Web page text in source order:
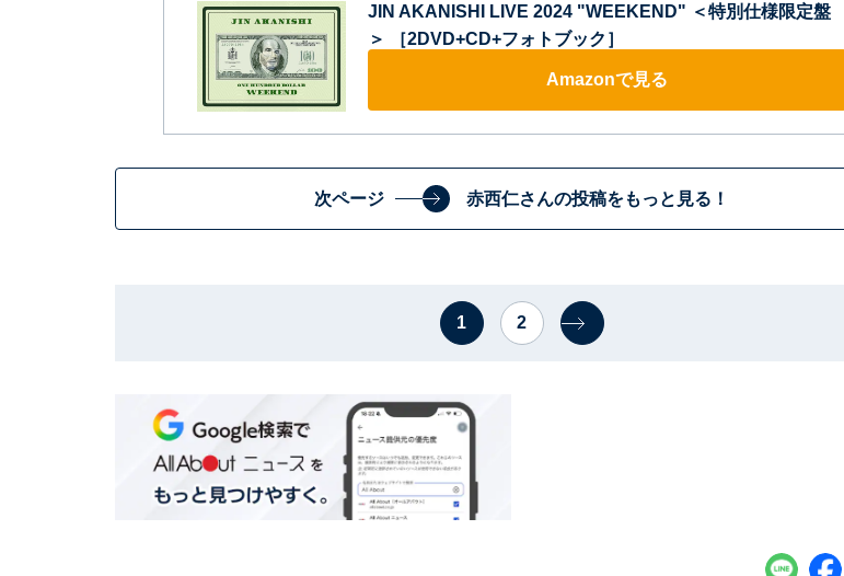
JIN AKANISHI LIVE 2024 "WEEKEND" ＜特別仕様限定盤
＞ ［2DVD+CD+フォトブック］
Amazonで見る
次ページ 赤西仁さんの投稿をもっと見る！
1 2